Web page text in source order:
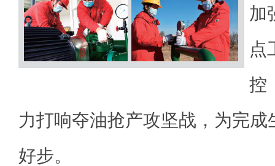
加
点
控
力打响夺油抢产攻坚战，为完
好步。